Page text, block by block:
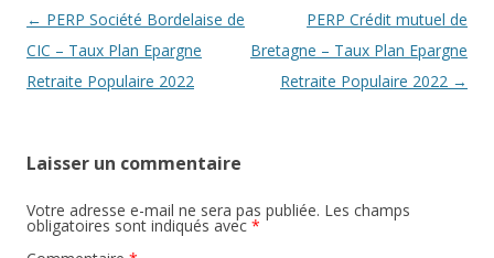
Navigation
des
articles
← PERP Société Bordelaise de
CIC – Taux Plan Epargne
Retraite Populaire 2022
PERP Crédit mutuel de
Bretagne – Taux Plan Epargne
Retraite Populaire 2022 →
Laisser un commentaire
Votre adresse e-mail ne sera pas publiée. Les champs
obligatoires sont indiqués avec *